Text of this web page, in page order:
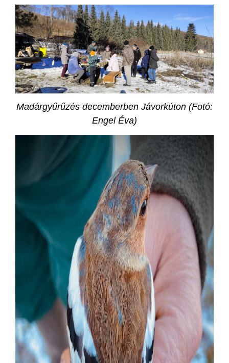
Madárgyűrűzés decemberben Jávorkúton (Fotó:
Engel Éva)